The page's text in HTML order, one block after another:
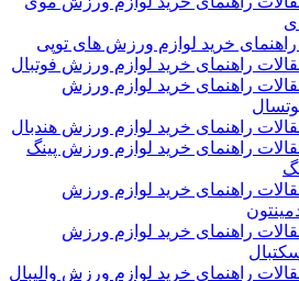
راهنمای خرید لوازم ورزش های توپی
راهنمای خرید لوازم ورزش فوتبال
راهنمای خرید لوازم ورزش
راهنمای خرید لوازم ورزش هندبال
راهنمای خرید لوازم ورزش پینگ
راهنمای خرید لوازم ورزش
راهنمای خرید لوازم ورزش
راهنمای خرید لوازم ورزش والیبال